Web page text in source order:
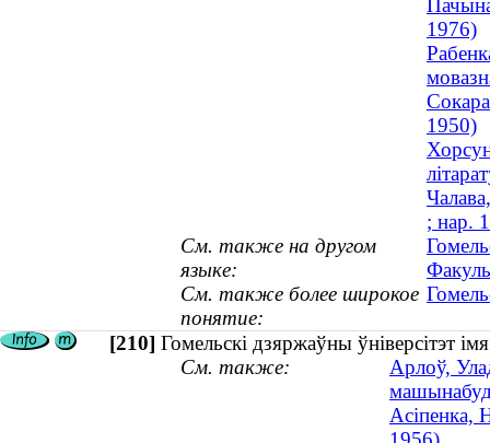
1976)
1950)
; нар.
См. также на другом
языке:
См. также более широкое
понятие:
[210] Гомельскі дзяржаўны ўніверсітэт
См. также:
Арлоў,
Асіпенка,